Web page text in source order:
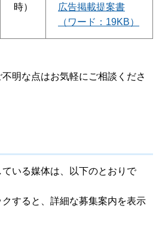
時）
広告掲載提案書
（ワード：19KB）
明な点はお気軽にご相談くださ
いる媒体は、以下のとおりで
すると、詳細な募集案内を表示